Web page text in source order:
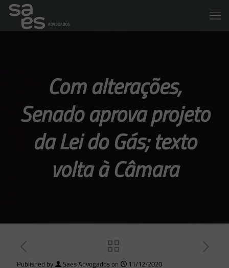
Com alterações,
Senado aprova projeto
da Lei do Gás; texto
volta à Câmara
Published by Saes Advogadoson
11/12/2020